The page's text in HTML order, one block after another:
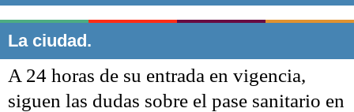
Punta Alta
El mundo
Seguridad
La ciudad.
A 24 horas de su entrada en vigencia,
siguen las dudas sobre el pase sanitario en